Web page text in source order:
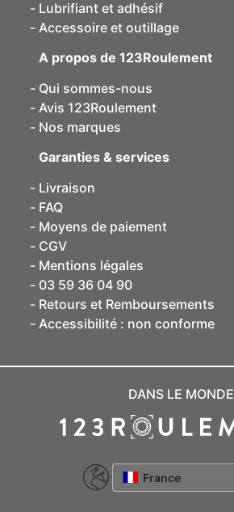
Lubrifiant et adhésif
Accessoire et outillage
A propos de 123Roulement
Qui sommes-nous
Avis 123Roulement
Nos marques
Garanties & services
Livraison
FAQ
Moyens de paiement
CGV
Mentions légales
03 59 36 04 90
Retours et Remboursements
Accessibilité : non conforme
DANS LE MONDE
France